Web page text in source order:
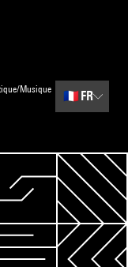
Musique
🇫🇷 FR